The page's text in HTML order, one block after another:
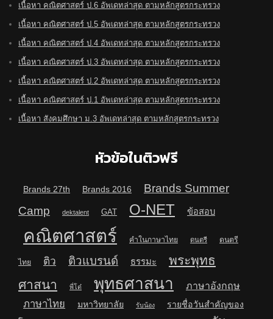
เนื้อหา คณิตศาสตร์ ป.6 อัพเดทล่าสุด ตามหลักสูตรกระทรวง
เนื้อหา คณิตศาสตร์ ป.5 อัพเดทล่าสุด ตามหลักสูตรกระทรวง
เนื้อหา คณิตศาสตร์ ป.4 อัพเดทล่าสุด ตามหลักสูตรกระทรวง
เนื้อหา คณิตศาสตร์ ป.3 อัพเดทล่าสุด ตามหลักสูตรกระทรวง
เนื้อหา คณิตศาสตร์ ป.2 อัพเดทล่าสุด ตามหลักสูตรกระทรวง
เนื้อหา คณิตศาสตร์ ป.1 อัพเดทล่าสุด ตามหลักสูตรกระทรวง
เนื้อหา สังคมศึกษา ม.3 อัพเดทล่าสุด ตามหลักสูตรกระทรวง
หัวข้อในติวฟรี
Brands 27th Brands 2016
Brands Summer
Camp
dektalent GAT O-NET ข้อสอบ
คณิตศาสตร์ คำในภาษาไทย ดนตรี ดนตรี
ไทย ติว ติวแบรนด์ ธรรมะ
พระพุทธ
ศาสนา
พี่โต๋ พุทธศาสนา ภาษาอังกฤษ
ภาษาไทย มหาวิทยาลัย รับน้อง
รายชื่อวันสำคัญของ